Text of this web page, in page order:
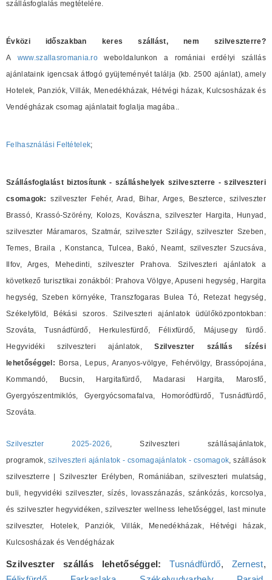
szállásfoglalás megtételére.
Évközi időszakban keres szállást, nem szilveszterre?
A www.szallasromania.ro weboldalunkon a romániai erdélyi szállás
ajánlataink igencsak átfogó gyüjteményét találja (kb. 2500 ajánlat), amely
Hotelek, Panziók, Villák, Menedékházak, Hétvégi házak, Kulcsosházak és
Vendégházak csomag ajánlatait foglalja magába..
Felhasználási Feltételek;
Szállásfoglalást biztosítunk - szálláshelyek szilveszterre - szilveszteri
csomagok: szilveszter Fehér, Arad, Bihar, Arges, Beszterce, szilveszter
Brassó, Krassó-Szörény, Kolozs, Kovászna, szilveszter Hargita, Hunyad,
szilveszter Máramaros, Szatmár, szilveszter Szilágy, szilveszter Szeben,
Temes, Braila , Konstanca, Tulcea, Bakó, Neamt, szilveszter Szucsáva,
Ilfov, Arges, Mehedinti, szilveszter Prahova. Szilveszteri ajánlatok a
következő turisztikai zonákból: Prahova Völgye, Apuseni hegység, Hargita
hegység, Szeben környéke, Transzfogaras Bulea Tó, Retezat hegység,
Székelyföld, Békási szoros. Szilveszteri ajánlatok üdülőközpontokban:
Szováta, Tusnádfürdő, Herkulesfürdő, Félixfürdő, Májusegy fürdő.
Hegyvidéki szilveszteri ajánlatok,Szilveszter szállás sízési
lehetőséggel: Borsa, Lepus, Aranyos-völgye, Fehérvölgy, Brassópojána,
Kommandó, Bucsin, Hargitafürdő, Madarasi Hargita, Marosfő,
Gyergyószentmiklós, Gyergyócsomafalva, Homoródfürdő, Tusnádfürdő,
Szováta.
Szilveszter 2025-2026, Szilveszteri szállásajánlatok,
programok, szilveszteri ajánlatok - csomagajánlatok - csomagok, szállások
szilveszterre | Szilveszter Erélyben, Romániában, szilveszteri mulatság,
buli, hegyvidéki szilveszter, sízés, lovasszánazás, szánkózás, korcsolya,
és szilveszter hegyvidéken, szilveszter wellness lehetőséggel, last minute
szilveszter, Hotelek, Panziók, Villák, Menedékházak, Hétvégi házak,
Kulcsosházak és Vendégházak
Szilveszter szállás lehetőséggel: Tusnádfürdő, Zernest,